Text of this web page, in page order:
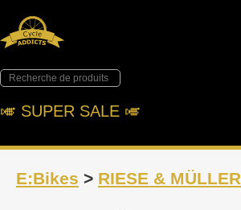
🎺︎ SUPER SALE 🎺︎
E:Bikes > RIESE & MÜLLER